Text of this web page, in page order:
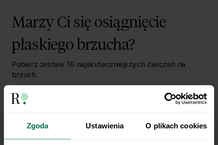
Zgoda Ustawienia O plikach cookies
Marzy Ci się osiągnięcie
płaskiego brzucha?
Pobierz zestaw 10 najskuteczniejszych ćwiczeń na
brzuch.
Zapisz się do Newslettera